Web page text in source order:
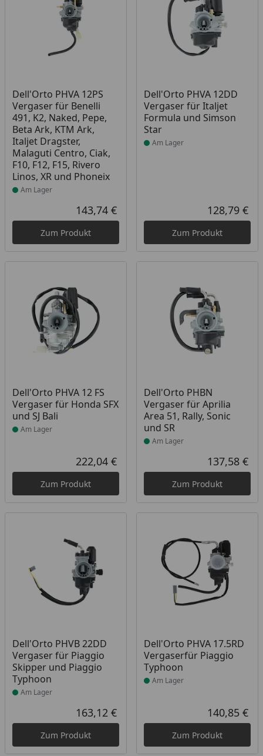
Dell'Orto PHVA 12PS
Vergaser für Benelli
491, K2, Naked, Pepe,
Beta Ark, KTM Ark,
Italjet Dragster,
Malaguti Centro, Ciak,
F10, F12, F15, Rivero
Linos, XR und Phoneix
Produkt am Lager
Am Lager
Aktueller Preis
143,74 €
Zum Produkt
Dell'Orto PHVA 12DD
Vergaser für Italjet
Formula und Simson
Star
Produkt am Lager
Am Lager
128,79 €
Zum Produkt
Dell'Orto PHVA 12 FS
Vergaser für Honda SFX
und SJ Bali
Produkt am Lager
Am Lager
Aktueller Preis
222,04 €
Zum Produkt
Dell'Orto PHBN
Vergaser für Aprilia
Area 51, Rally, Sonic
und SR
Produkt am Lager
Am Lager
137,58 €
Zum Produkt
Dell'Orto PHVB 22DD
Vergaser für Piaggio
Skipper und Piaggio
Typhoon
Produkt am Lager
Am Lager
Aktueller Preis
163,12 €
Zum Produkt
Dell'Orto PHVA 17.5RD
Vergaserfür Piaggio
Typhoon
Produkt am Lager
Am Lager
140,85 €
Zum Produkt